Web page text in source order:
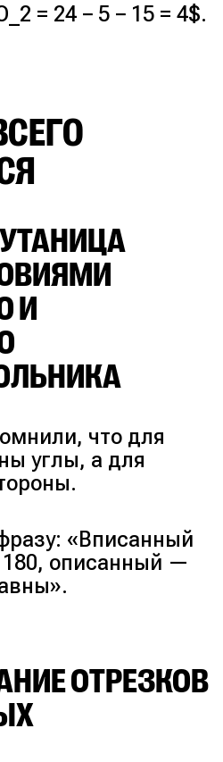
= 24 − 5 − 15 = 4$.
И
что для
углы, а для
«Вписанный
описанный —
ОТРЕЗКОВ